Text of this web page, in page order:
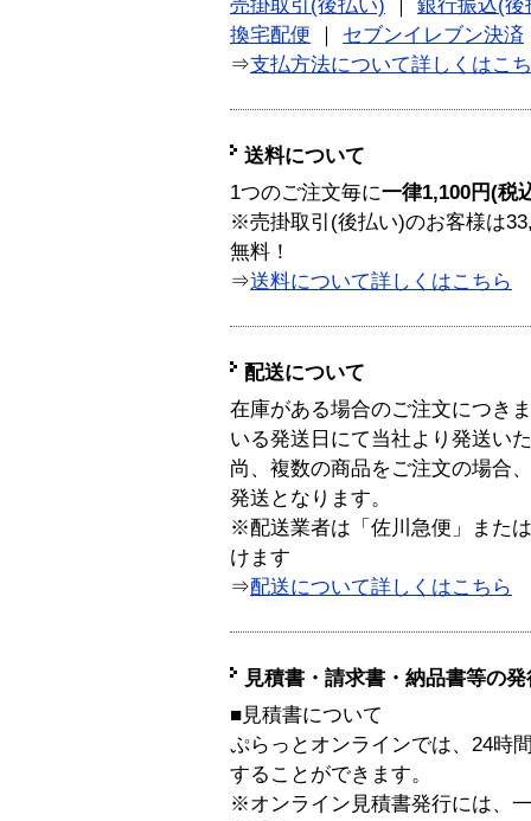
売掛取引(後払い)
銀行振込(後
換宅配便
セブンイレブン決済
⇒支払方法について詳しくはこ
送料について
1つのご注文毎に一律1,100円(税
※売掛取引(後払い)のお客様は
無料！
⇒送料について詳しくはこちら
配送について
在庫がある場合のご注文につき
いる発送日にて当社より発送い
尚、複数の商品をご注文の場合
発送となります。
※配送業者は「佐川急便」また
けます
⇒配送について詳しくはこちら
見積書・請求書・納品書等の
■見積書について
ぷらっとオンラインでは、24時
することができます。
※オンライン見積書発行には、